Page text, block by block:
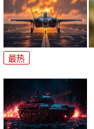
最热